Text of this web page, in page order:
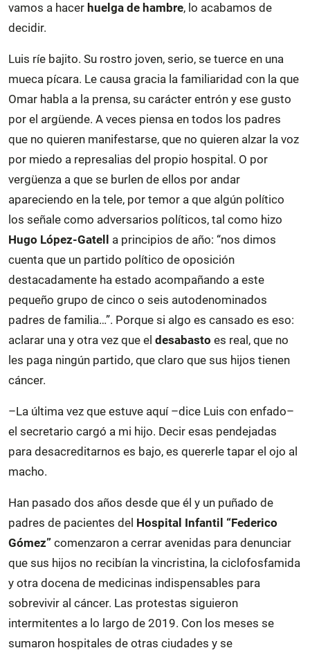
vamos a hacer huelga de hambre, lo acabamos de
decidir.
Luis ríe bajito. Su rostro joven, serio, se tuerce en una
mueca pícara. Le causa gracia la familiaridad con la que
Omar habla a la prensa, su carácter entrón y ese gusto
por el argüende. A veces piensa en todos los padres
que no quieren manifestarse, que no quieren alzar la voz
por miedo a represalias del propio hospital. O por
vergüenza a que se burlen de ellos por andar
apareciendo en la tele, por temor a que algún político
los señale como adversarios políticos, tal como hizo
Hugo López-Gatell
a principios de año: “nos dimos
cuenta que un partido político de oposición
destacadamente ha estado acompañando a este
pequeño grupo de cinco o seis autodenominados
padres de familia…”. Porque si algo es cansado es eso:
aclarar una y otra vez que el desabasto es real, que no
les paga ningún partido, que claro que sus hijos tienen
cáncer.
–La última vez que estuve aquí –dice Luis con enfado–
el secretario cargó a mi hijo. Decir esas pendejadas
para desacreditarnos es bajo, es quererle tapar el ojo al
macho.
Han pasado dos años desde que él y un puñado de
padres de pacientes del Hospital Infantil “Federico
Gómez” comenzaron a cerrar avenidas para denunciar
que sus hijos no recibían la vincristina, la ciclofosfamida
y otra docena de medicinas indispensables para
sobrevivir al cáncer. Las protestas siguieron
intermitentes a lo largo de 2019. Con los meses se
sumaron hospitales de otras ciudades y se